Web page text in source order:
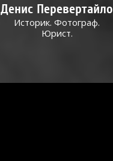
Денис Перевертайло
Историк. Фотограф.
Юрист.